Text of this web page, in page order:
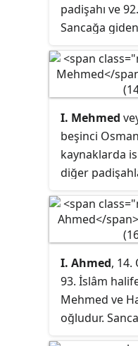
padişahı ve
Sancağa
padişahtır ve
Avusturya’ya
olması
Fatihiunvanı
gerçekleşmiş
Osmanlı
topraklarında
zaferidir.
ve
dönemlerinde
İsyanları’nı
arasında kanlı
I. Mehmed
beşinci
kaynaklarda
diğer
I. Bayezid,
Hatun'dur.
I. Ahmed, 14.
93. İslâm
Mehmed ve
oğludur.